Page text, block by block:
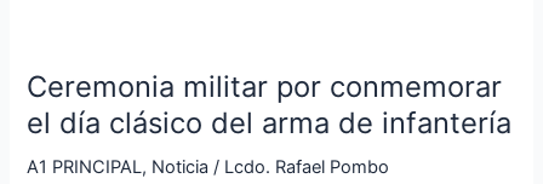
Ceremonia militar por conmemorar
el día clásico del arma de infantería
A1 PRINCIPAL, Noticia / Lcdo. Rafael Pombo
por
conmemorar
día